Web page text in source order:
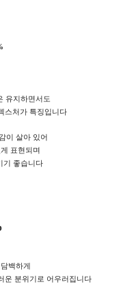
유지하면서도
스처가 특징입니다
이 살아 있어
표현되며
기 좋습니다
백하게
운 분위기로 어우러집니다